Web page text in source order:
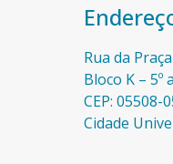
Rua da
Bloco K – 5º
CEP: 05508-
Cidade